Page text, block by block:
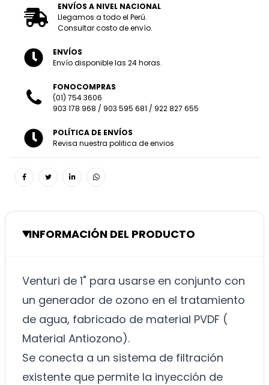
ENVÍOS A NIVEL NACIONAL
Llegamos a todo el Perú.
Consultar costo de envío.
ENVÍOS
Envío disponible las 24 horas.
FONOCOMPRAS
(01) 754 3606
903 178 968 / 903 595 681 / 922 827 655
POLÍTICA DE ENVÍOS
Revisa nuestra politica de envios
INFORMACIÓN DEL PRODUCTO
Venturi de 1" para usarse en conjunto con
un generador de ozono en el tratamiento
de agua, fabricado de material PVDF (
Material Antiozono).
Se conecta a un sistema de filtración
existente que permite la inyección de